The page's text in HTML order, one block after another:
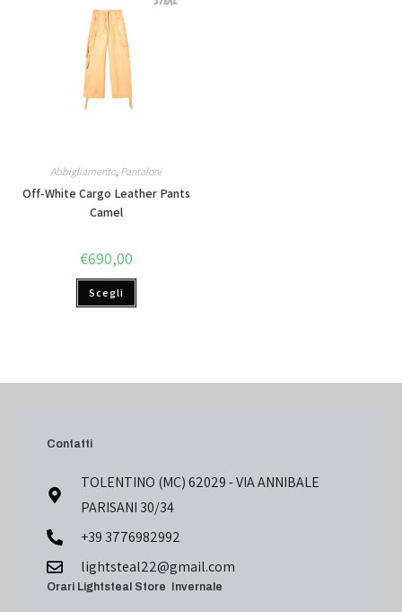
Abbigliamento, Pantaloni
Off-White Cargo Leather Pants
Camel
€690,00
Scegli
Contatti
TOLENTINO (MC) 62029 - VIA ANNIBALE
PARISANI 30/34
+39 3776982992
lightsteal22@gmail.com
Orari Lightsteal Store Invernale